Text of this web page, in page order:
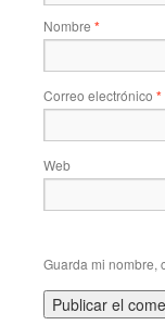
Nombre *
Correo electrónico *
Web
Guarda mi nombre,